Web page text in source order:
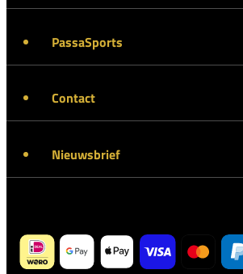
PassaSports
Contact
Nieuwsbrief